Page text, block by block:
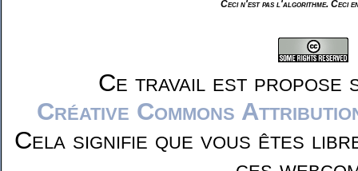
Ceci n'est pas l'algorithme. Ceci
Ce travail est propose
Créative Commons
Cela signifie que vous êtes